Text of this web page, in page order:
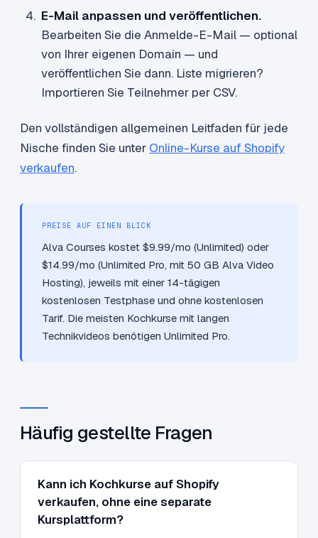
E-Mail anpassen und veröffentlichen.
Bearbeiten Sie die Anmelde-E-Mail — optional
von Ihrer eigenen Domain — und
veröffentlichen Sie dann. Liste migrieren?
Importieren Sie Teilnehmer per CSV.
Den vollständigen allgemeinen Leitfaden für jede
Nische finden Sie unter Online-Kurse auf Shopify
verkaufen.
PREISE AUF EINEN BLICK
Alva Courses kostet $9.99/mo (Unlimited) oder
$14.99/mo (Unlimited Pro, mit 50 GB Alva Video
Hosting), jeweils mit einer 14-tägigen
kostenlosen Testphase und ohne kostenlosen
Tarif. Die meisten Kochkurse mit langen
Technikvideos benötigen Unlimited Pro.
Häufig gestellte Fragen
Kann ich Kochkurse auf Shopify
verkaufen, ohne eine separate
Kursplattform?